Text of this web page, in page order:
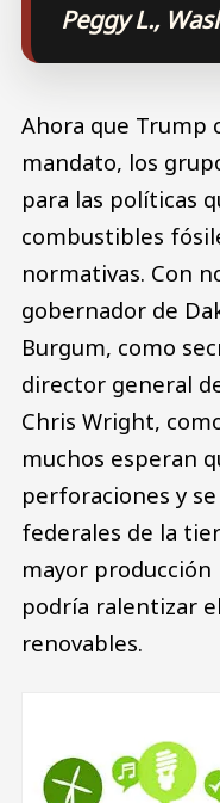
Peggy L.,
Ahora que Trump
mandato, los
para las políticas
combustibles
normativas. Con
gobernador de
Burgum, como
director general
Chris Wright,
muchos esperan
perforaciones y
federales de la
mayor
podría ralentizar
renovables.